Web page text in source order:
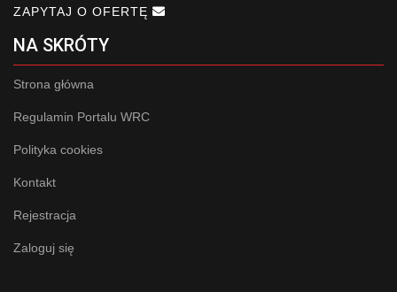
ZAPYTAJ O OFERTĘ
NA SKRÓTY
Strona główna
Regulamin Portalu WRC
Polityka cookies
Kontakt
Rejestracja
Zaloguj się